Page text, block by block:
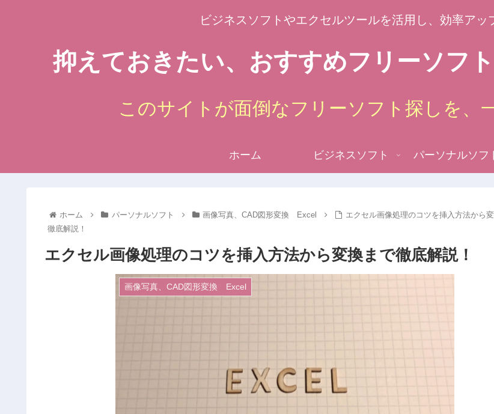
ビジネスソフトやエクセルツールを活用し、効率アッ
抑えておきたい、おすすめフリーソフ
このサイトが面倒なフリーソフト探しを、
ホーム ビジネスソフト パーソナルソフ
ホーム パーソナルソフト 画像写真、CAD図形変換 Excel
エクセル画像処理のコツを挿入方法から
徹底解説！
エクセル画像処理のコツを挿入方法から変換まで徹底解説！
画像写真、CAD図形変換 Excel